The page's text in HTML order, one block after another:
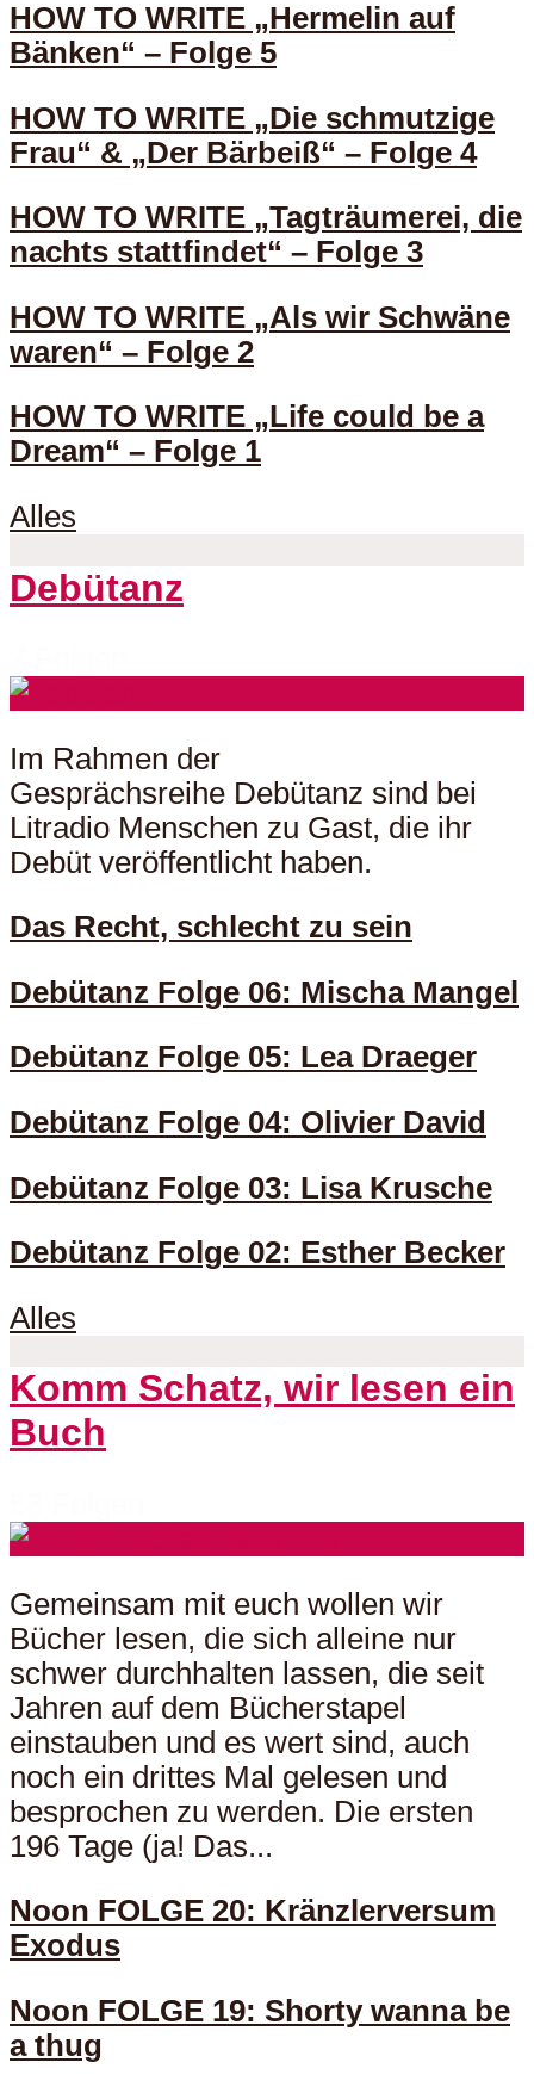
HOW TO WRITE „Hermelin auf
Bänken“ – Folge 5
HOW TO WRITE „Die schmutzige
Frau“ & „Der Bärbeiß“ – Folge 4
HOW TO WRITE „Tagträumerei, die
nachts stattfindet“ – Folge 3
HOW TO WRITE „Als wir Schwäne
waren“ – Folge 2
HOW TO WRITE „Life could be a
Dream“ – Folge 1
Alles
Debütanz
Im Rahmen der
Gesprächsreihe Debütanz sind bei
Litradio Menschen zu Gast, die ihr
Debüt veröffentlicht haben.
Das Recht, schlecht zu sein
Debütanz Folge 06: Mischa Mangel
Debütanz Folge 05: Lea Draeger
Debütanz Folge 04: Olivier David
Debütanz Folge 03: Lisa Krusche
Debütanz Folge 02: Esther Becker
Alles
Komm Schatz, wir lesen ein
Buch
Gemeinsam mit euch wollen wir
Bücher lesen, die sich alleine nur
schwer durchhalten lassen, die seit
Jahren auf dem Bücherstapel
einstauben und es wert sind, auch
noch ein drittes Mal gelesen und
besprochen zu werden. Die ersten
196 Tage (ja! Das...
Noon FOLGE 20: Kränzlerversum
Exodus
Noon FOLGE 19: Shorty wanna be
a thug